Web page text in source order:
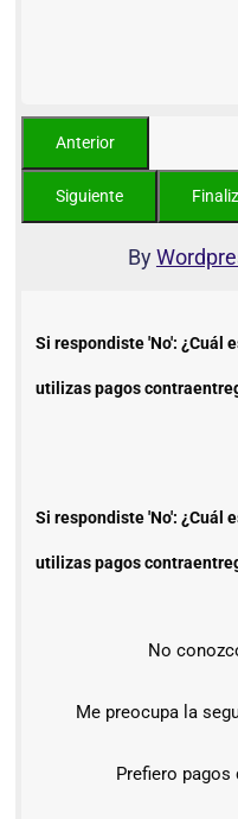
By
Si respondiste 'No': ¿Cuál
utilizas pagos
Si respondiste 'No': ¿Cuál
utilizas pagos
No
Me preocupa la
Prefiero